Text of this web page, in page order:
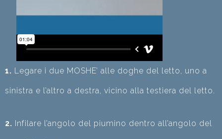
1. Legare i due MOSHE’ alle doghe del letto, uno a
sinistra e l’altro a destra, vicino alla testiera del letto.
2. Infilare l’angolo del piumino dentro all’angolo del